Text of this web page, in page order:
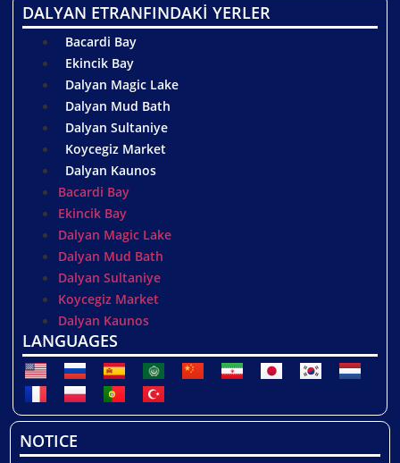
DALYAN ETRANFINDAKİ YERLER
Bacardi Bay
Ekincik Bay
Dalyan Magic Lake
Dalyan Mud Bath
Dalyan Sultaniye
Koycegiz Market
Dalyan Kaunos
Bacardi Bay
Ekincik Bay
Dalyan Magic Lake
Dalyan Mud Bath
Dalyan Sultaniye
Koycegiz Market
Dalyan Kaunos
LANGUAGES
NOTICE